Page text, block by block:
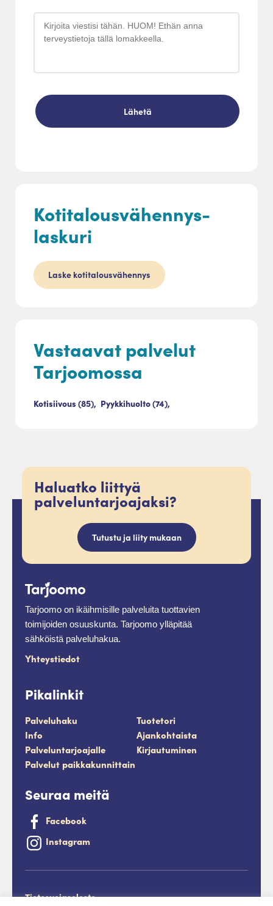
Vastaavat palvelut
Tarjoomossa
Kotisiivous (85), Pyykkihuolto (74),
Kotitalousvähennys-
laskuri
Laske kotitalousvähennys
Haluatko liittyä
palveluntarjoajaksi?
Tutustu ja liity mukaan
Tarjoomo on ikäihmisille palveluita tuottavien
toimijoiden osuuskunta. Tarjoomo ylläpitää
sähköistä palveluhakua.
Yhteystiedot
Pikalinkit
Palveluhaku
Tuotetori
Info
Ajankohtaista
Palveluntarjoajalle
Kirjautuminen
Palvelut paikkakunnittain
Seuraa meitä
Facebook
Instagram
Tietosuojaseloste